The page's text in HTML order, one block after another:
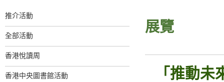
推介活動
全部活動
香港悅讀周
香港中央圖書館活動
展覽
「推動